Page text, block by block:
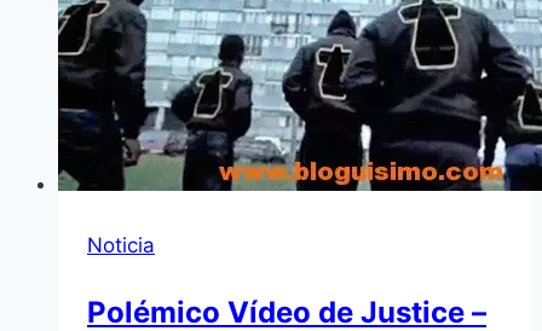
Noticia
Polémico Ví­deo de Justice –